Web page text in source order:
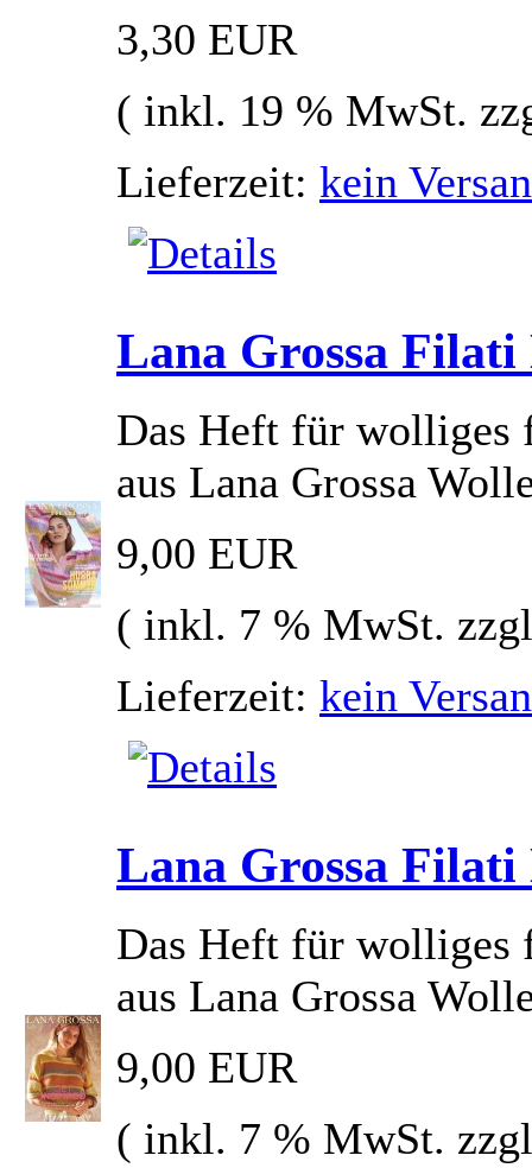
3,30 EUR
( inkl. 19 % MwSt.
Lieferzeit: kein
Lana Grossa Filati
Das Heft für wolliges
aus Lana Grossa
9,00 EUR
( inkl. 7 % MwSt.
Lieferzeit: kein
Lana Grossa Filati
Das Heft für wolliges
aus Lana Grossa
9,00 EUR
( inkl. 7 % MwSt.